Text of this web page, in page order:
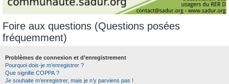
Foire aux questions (Questions posées
fréquemment)
Problèmes de connexion et d’enregistrement
Pourquoi dois-je m’enregistrer ?
Que signifie COPPA ?
Je souhaite m’enregistrer, mais je n’y parviens pas !